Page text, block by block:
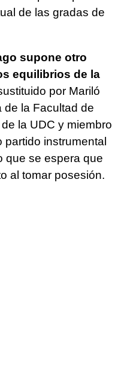
de las gradas de
supone otro
equilibrios de la
por Mariló
de la Facultad de
la UDC y miembro
partido instrumental
que se espera que
al tomar posesión.